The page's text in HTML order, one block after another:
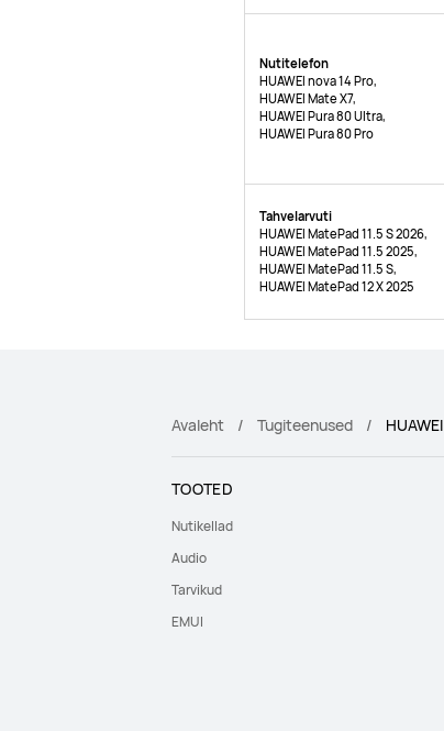
Nutitelefon
HUAWEI nova 14 Pro,
HUAWEI Mate X7,
HUAWEI Pura 80 Ultra,
HUAWEI Pura 80 Pro
Tahvelarvuti
HUAWEI MatePad 11.5 S 2026,
HUAWEI MatePad 11.5 2025,
HUAWEI MatePad 11.5 S,
HUAWEI MatePad 12 X 2025
Avaleht Tugiteenused
TOOTED
Nutikellad
Audio
Tarvikud
EMUI